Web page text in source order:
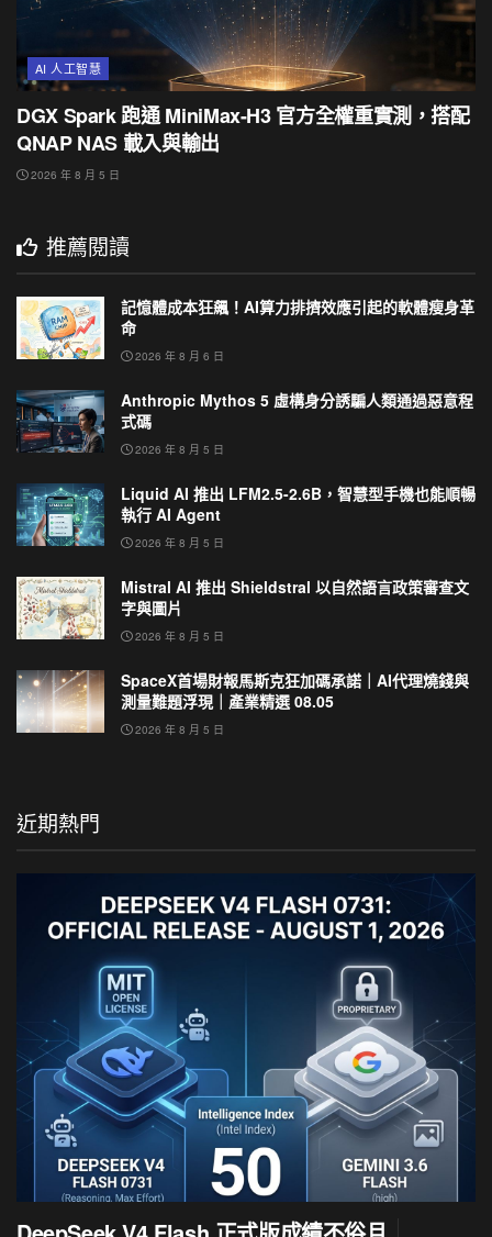
AI 人工智慧
DGX Spark 跑通 MiniMax-H3 官方全權重實測，搭配
QNAP NAS 載入與輸出
2026 年 8 月 5 日
推薦閱讀
記憶體成本狂飆！AI算力排擠效應引起的軟體瘦身革
命
2026 年 8 月 6 日
Anthropic Mythos 5 虛構身分誘騙人類通過惡意程
式碼
2026 年 8 月 5 日
Liquid AI 推出 LFM2.5-2.6B，智慧型手機也能順暢
執行 AI Agent
2026 年 8 月 5 日
Mistral AI 推出 Shieldstral 以自然語言政策審查文
字與圖片
2026 年 8 月 5 日
SpaceX首場財報馬斯克狂加碼承諾｜AI代理燒錢與
測量難題浮現｜產業精選 08.05
2026 年 8 月 5 日
近期熱門